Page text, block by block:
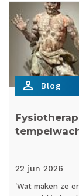
person_outline Blog
22 jun 2026
'Wat maken ze